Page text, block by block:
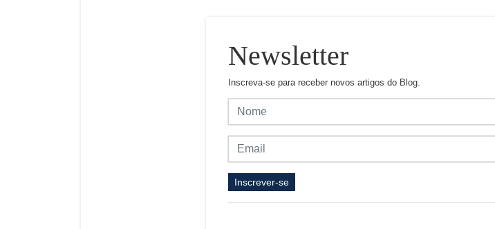
Newsletter
Inscreva-se para receber novos artigos do Blog.
Inscrever-se